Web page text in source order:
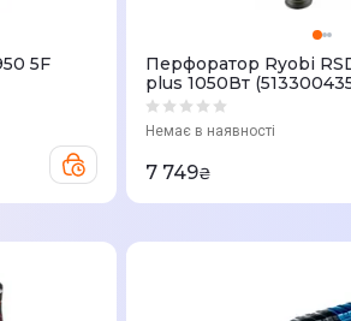
5F
Перфоратор Ryobi
plus 1050Вт
Немає в наявності
7 749₴